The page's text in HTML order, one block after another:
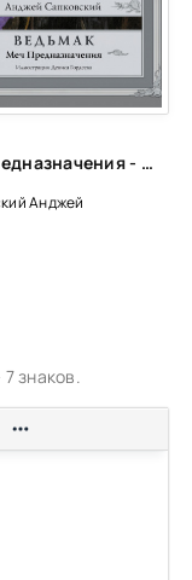
Меч предназначения - Анджей Сапковский
Анджей
знаков.